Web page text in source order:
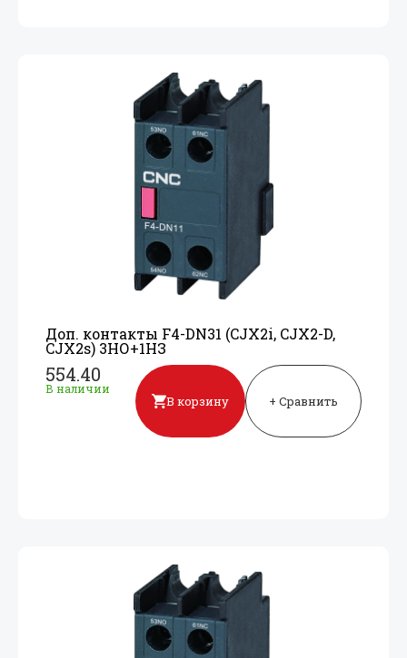
Доп. контакты F4-DN31 (CJX2i, CJX2-D,
CJX2s) 3НО+1НЗ
554.40
В наличии
В корзину + Сравнить